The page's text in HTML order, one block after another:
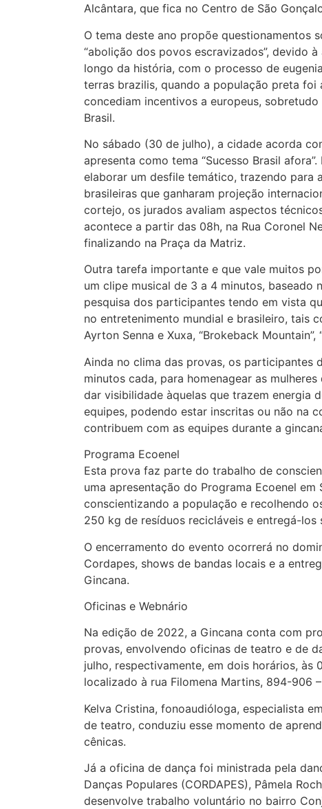
Alcântara, que fica no Centro de São
O tema deste ano propõe questionamentos
“abolição dos povos escravizados”, devido
longo da história, com o processo de
terras brazilis, quando a população preta
concediam incentivos a europeus,
Brasil.
No sábado (30 de julho), a cidade acorda
apresenta como tema “Sucesso Brasil
elaborar um desfile temático, trazendo para
brasileiras que ganharam projeção
cortejo, os jurados avaliam aspectos
acontece a partir das 08h, na Rua Coronel
finalizando na Praça da Matriz.
Outra tarefa importante e que vale muitos
um clipe musical de 3 a 4 minutos, baseado
pesquisa dos participantes tendo em vista
no entretenimento mundial e brasileiro, tais
Ayrton Senna e Xuxa, “Brokeback Mountain”,
Ainda no clima das provas, os participantes
minutos cada, para homenagear as
dar visibilidade àquelas que trazem energia
equipes, podendo estar inscritas ou não na
contribuem com as equipes durante a
Programa Ecoenel
Esta prova faz parte do trabalho de
uma apresentação do Programa Ecoenel
conscientizando a população e recolhendo
250 kg de resíduos recicláveis e entregá-
O encerramento do evento ocorrerá no
Cordapes, shows de bandas locais e a
Gincana.
Oficinas e Webnário
Na edição de 2022, a Gincana conta com
provas, envolvendo oficinas de teatro e de
julho, respectivamente, em dois horários, às
localizado à rua Filomena Martins, 894-906
Kelva Cristina, fonoaudióloga, especialista
de teatro, conduziu esse momento de
cênicas.
Já a oficina de dança foi ministrada pela
Danças Populares (CORDAPES), Pâmela
desenvolve trabalho voluntário no bairro